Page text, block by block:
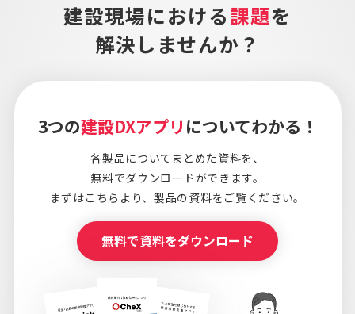
建設現場における課題を
解決しませんか？
3つの建設DXアプリ についてわかる！
各製品についてまとめた資料を、
無料でダウンロードができます。
まずはこちらより、製品の資料をご覧ください。
無料で資料をダウンロード